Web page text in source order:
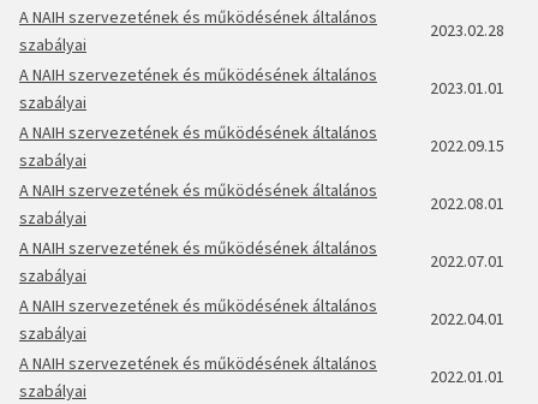
A NAIH szervezetének és működésének általános
szabályai
2023.02.28
A NAIH szervezetének és működésének általános
szabályai
2023.01.01
A NAIH szervezetének és működésének általános
szabályai
2022.09.15
A NAIH szervezetének és működésének általános
szabályai
2022.08.01
A NAIH szervezetének és működésének általános
szabályai
2022.07.01
A NAIH szervezetének és működésének általános
szabályai
2022.04.01
A NAIH szervezetének és működésének általános
szabályai
2022.01.01